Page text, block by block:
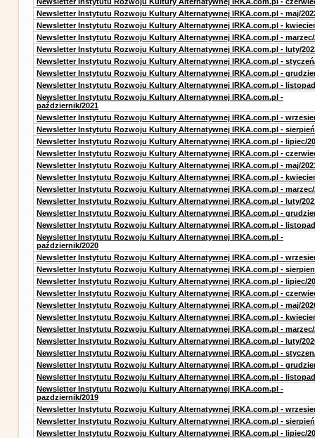
Newsletter Instytutu Rozwoju Kultury Alternatywnej IRKA.com.pl - maj/
Newsletter Instytutu Rozwoju Kultury Alternatywnej IRKA.com.pl -
Newsletter Instytutu Rozwoju Kultury Alternatywnej IRKA.com.pl - marzec/
Newsletter Instytutu Rozwoju Kultury Alternatywnej IRKA.com.pl - luty/
Newsletter Instytutu Rozwoju Kultury Alternatywnej IRKA.com.pl -
Newsletter Instytutu Rozwoju Kultury Alternatywnej IRKA.com.pl -
Newsletter Instytutu Rozwoju Kultury Alternatywnej IRKA.com.pl -
Newsletter Instytutu Rozwoju Kultury Alternatywnej IRKA.com.pl -
październik/2021
Newsletter Instytutu Rozwoju Kultury Alternatywnej IRKA.com.pl -
Newsletter Instytutu Rozwoju Kultury Alternatywnej IRKA.com.pl -
Newsletter Instytutu Rozwoju Kultury Alternatywnej IRKA.com.pl - lipiec/
Newsletter Instytutu Rozwoju Kultury Alternatywnej IRKA.com.pl -
Newsletter Instytutu Rozwoju Kultury Alternatywnej IRKA.com.pl - maj/
Newsletter Instytutu Rozwoju Kultury Alternatywnej IRKA.com.pl -
Newsletter Instytutu Rozwoju Kultury Alternatywnej IRKA.com.pl - marzec/
Newsletter Instytutu Rozwoju Kultury Alternatywnej IRKA.com.pl - luty/
Newsletter Instytutu Rozwoju Kultury Alternatywnej IRKA.com.pl -
Newsletter Instytutu Rozwoju Kultury Alternatywnej IRKA.com.pl -
Newsletter Instytutu Rozwoju Kultury Alternatywnej IRKA.com.pl -
październik/2020
Newsletter Instytutu Rozwoju Kultury Alternatywnej IRKA.com.pl -
Newsletter Instytutu Rozwoju Kultury Alternatywnej IRKA.com.pl -
Newsletter Instytutu Rozwoju Kultury Alternatywnej IRKA.com.pl - lipiec/
Newsletter Instytutu Rozwoju Kultury Alternatywnej IRKA.com.pl -
Newsletter Instytutu Rozwoju Kultury Alternatywnej IRKA.com.pl - maj/
Newsletter Instytutu Rozwoju Kultury Alternatywnej IRKA.com.pl -
Newsletter Instytutu Rozwoju Kultury Alternatywnej IRKA.com.pl - marzec/
Newsletter Instytutu Rozwoju Kultury Alternatywnej IRKA.com.pl - luty/
Newsletter Instytutu Rozwoju Kultury Alternatywnej IRKA.com.pl -
Newsletter Instytutu Rozwoju Kultury Alternatywnej IRKA.com.pl -
Newsletter Instytutu Rozwoju Kultury Alternatywnej IRKA.com.pl -
Newsletter Instytutu Rozwoju Kultury Alternatywnej IRKA.com.pl -
pazdziernik/2019
Newsletter Instytutu Rozwoju Kultury Alternatywnej IRKA.com.pl -
Newsletter Instytutu Rozwoju Kultury Alternatywnej IRKA.com.pl -
Newsletter Instytutu Rozwoju Kultury Alternatywnej IRKA.com.pl - lipiec/